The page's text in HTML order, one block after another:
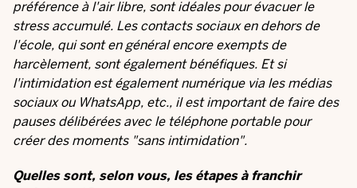
préférence à l'air libre, sont idéales pour évacuer le
stress accumulé. Les contacts sociaux en dehors de
l'école, qui sont en général encore exempts de
harcèlement, sont également bénéfiques. Et si
l'intimidation est également numérique via les médias
sociaux ou WhatsApp, etc., il est important de faire des
pauses délibérées avec le téléphone portable pour
créer des moments "sans intimidation".
Quelles sont, selon vous, les étapes à franchir